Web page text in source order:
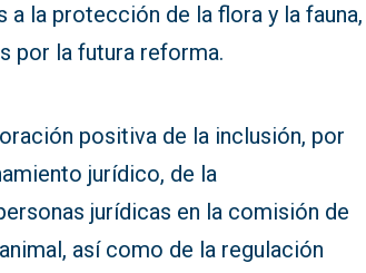
la protección de la flora y la fauna,
por la futura reforma.
positiva de la inclusión, por
jurídico, de la
jurídicas en la comisión de
así como de la regulación